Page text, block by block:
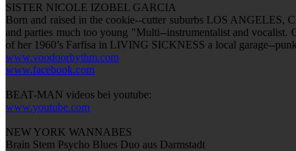
SISTER NICOLE IZOBEL GARCIA
Born and raised in the cookie-­‐cutter suburbs LOS
and parties much too young "Multi-­‐instrumentalist and vocalist.
of her 1960’s Farfisa in LIVING SICKNESS a local garage-­
www.voodoorhythm.com
www.facebook.com
BEAT-MAN videos bei youtube:
www.youtube.com
NEW YORK WANNABES
Brain Stem Psycho Blues Duo aus Darmstadt